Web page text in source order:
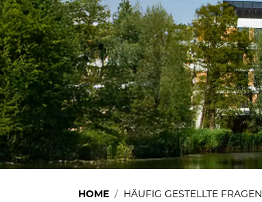
HOME HÄUFIG GESTELLTE FRAGEN